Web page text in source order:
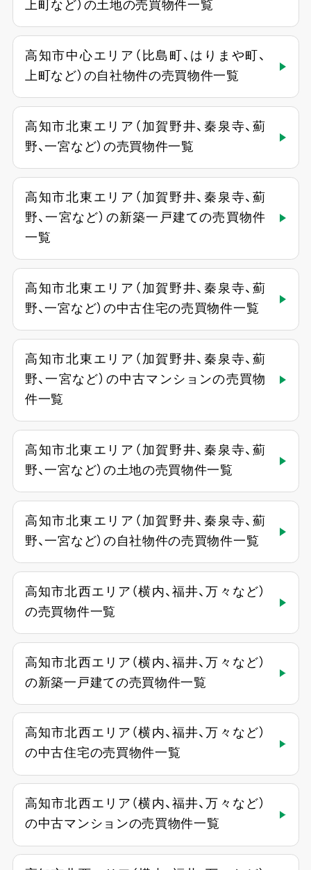
上町など）の土地の売買物件一覧
高知市中心エリア（比島町、はりまや町、
上町など）の自社物件の売買物件一覧
高知市北東エリア（加賀野井、秦泉寺、薊
野、一宮など）の売買物件一覧
高知市北東エリア（加賀野井、秦泉寺、薊
野、一宮など）の新築一戸建ての売買物件
一覧
高知市北東エリア（加賀野井、秦泉寺、薊
野、一宮など）の中古住宅の売買物件一覧
高知市北東エリア（加賀野井、秦泉寺、薊
野、一宮など）の中古マンションの売買物
件一覧
高知市北東エリア（加賀野井、秦泉寺、薊
野、一宮など）の土地の売買物件一覧
高知市北東エリア（加賀野井、秦泉寺、薊
野、一宮など）の自社物件の売買物件一覧
高知市北西エリア（横内、福井、万々など）
の売買物件一覧
高知市北西エリア（横内、福井、万々など）
の新築一戸建ての売買物件一覧
高知市北西エリア（横内、福井、万々など）
の中古住宅の売買物件一覧
高知市北西エリア（横内、福井、万々など）
の中古マンションの売買物件一覧